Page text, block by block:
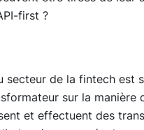
first ?
secteur de la fintech est
sur la manière
et effectuent des